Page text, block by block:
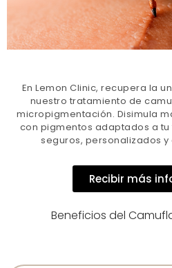
En Lemon Clinic, recupera la
nuestro tratamiento de
micropigmentación. Disimula
con pigmentos adaptados a tu
seguros, personalizados
Recibir más
Beneficios del